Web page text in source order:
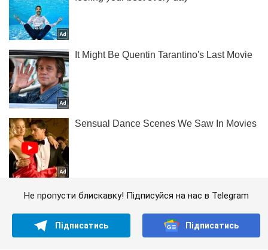
Не пропусти блискавку! Підписуйся на нас в Telegram
Підписатись Підписатись